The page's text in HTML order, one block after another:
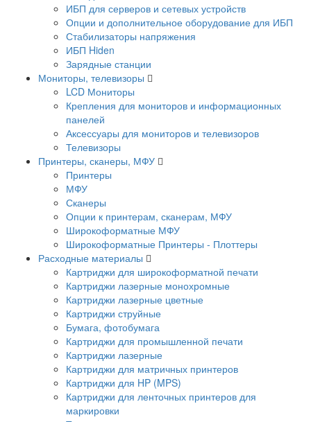
ИБП для серверов и сетевых устройств
Опции и дополнительное оборудование для ИБП
Стабилизаторы напряжения
ИБП Hiden
Зарядные станции
Мониторы, телевизоры
LCD Мониторы
Крепления для мониторов и информационных
панелей
Аксессуары для мониторов и телевизоров
Телевизоры
Принтеры, сканеры, МФУ
Принтеры
МФУ
Сканеры
Опции к принтерам, сканерам, МФУ
Широкоформатные МФУ
Широкоформатные Принтеры - Плоттеры
Расходные материалы
Картриджи для широкоформатной печати
Картриджи лазерные монохромные
Картриджи лазерные цветные
Картриджи струйные
Бумага, фотобумага
Картриджи для промышленной печати
Картриджи лазерные
Картриджи для матричных принтеров
Картриджи для HP (MPS)
Картриджи для ленточных принтеров для
маркировки